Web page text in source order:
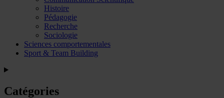
Histoire
Pédagogie
Recherche
Sociologie
Sciences comportementales
Sport & Team Building
Catégories